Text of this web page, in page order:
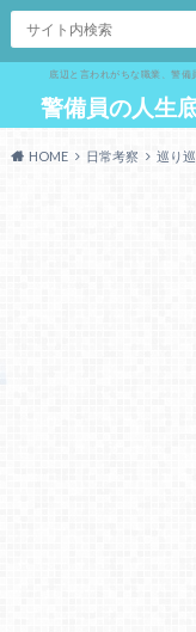
底辺と言われがちな職業、警
警備員の人生
HOME 日常考察 巡り